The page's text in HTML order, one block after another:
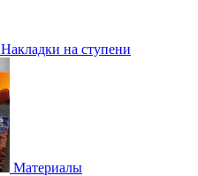
Накладки на ступени
Материалы